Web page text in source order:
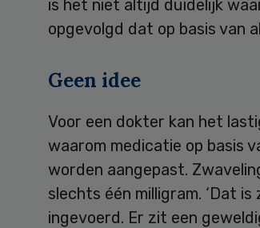
is het niet altijd duidelijk
opgevolgd dat op basis van
Geen idee
Voor een dokter kan het
waarom medicatie op basis
worden aangepast.
slechts één milligram. ‘Dat
ingevoerd. Er zit een